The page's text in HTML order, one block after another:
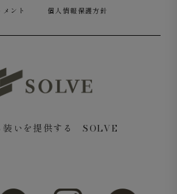
返品することも可能です。交換・返送
ント 個人情報保護方針
装いを提供する SOLVE